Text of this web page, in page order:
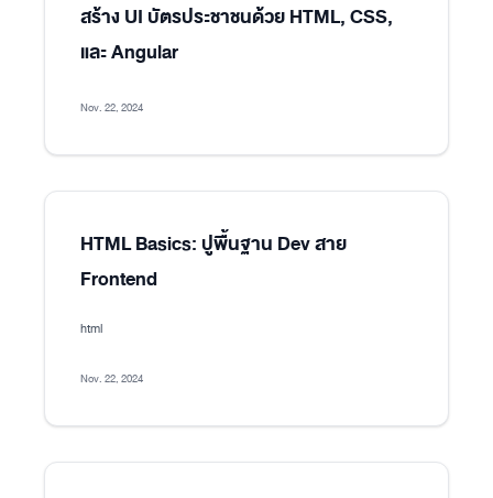
สร้าง UI บัตรประชาชนด้วย HTML, CSS,
และ Angular
Nov. 22, 2024
HTML Basics: ปูพื้นฐาน Dev สาย
Frontend
html
Nov. 22, 2024